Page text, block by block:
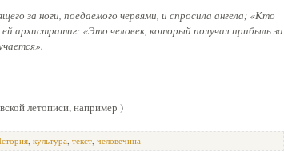
за ноги, поедаемого червями, и спросила ангела; «Кто
архистратиг: «Это человек, который получал прибыль за
летописи, например )
, культура, текст, человечина